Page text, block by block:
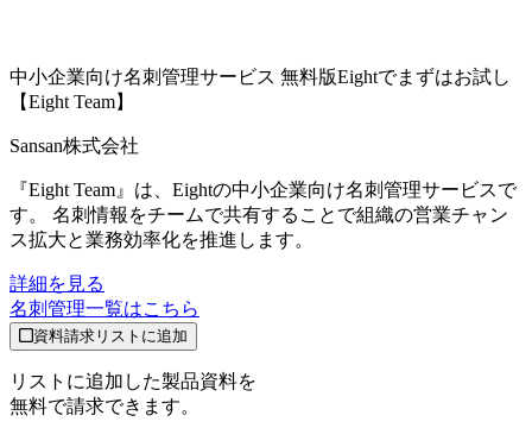
中小企業向け名刺管理サービス 無料版Eightでまずはお試し
【Eight Team】
Sansan株式会社
『Eight Team』は、Eightの中小企業向け名刺管理サービスで
す。 名刺情報をチームで共有することで組織の営業チャン
ス拡大と業務効率化を推進します。
詳細を見る
名刺管理一覧はこちら
資料請求リストに追加
リストに追加した製品資料を
無料で請求できます。